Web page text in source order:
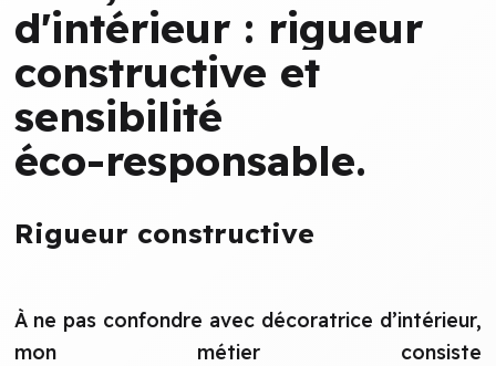
d'intérieur : rigueur
constructive et
sensibilité
éco-responsable.
Rigueur constructive
À ne pas confondre avec décoratrice d’intérieur,
mon métier consiste